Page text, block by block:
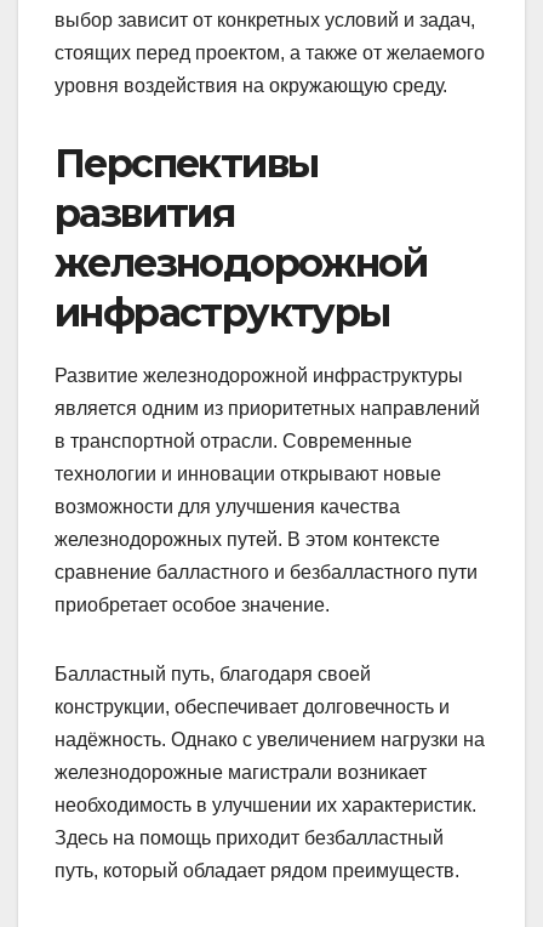
выбор зависит от конкретных условий и задач,
стоящих перед проектом, а также от желаемого
уровня воздействия на окружающую среду.
Перспективы
развития
железнодорожной
инфраструктуры
Развитие железнодорожной инфраструктуры
является одним из приоритетных направлений
в транспортной отрасли. Современные
технологии и инновации открывают новые
возможности для улучшения качества
железнодорожных путей. В этом контексте
сравнение балластного и безбалластного пути
приобретает особое значение.
Балластный путь, благодаря своей
конструкции, обеспечивает долговечность и
надёжность. Однако с увеличением нагрузки на
железнодорожные магистрали возникает
необходимость в улучшении их характеристик.
Здесь на помощь приходит безбалластный
путь, который обладает рядом преимуществ.